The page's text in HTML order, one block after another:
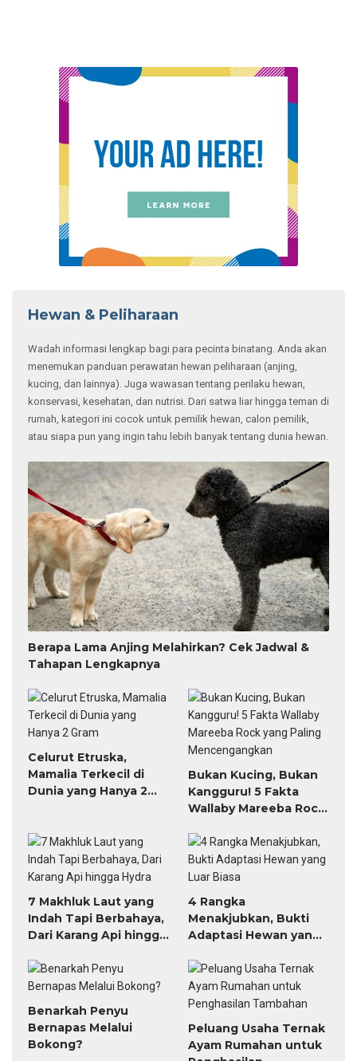
Hewan & Peliharaan
Wadah informasi lengkap bagi para pecinta binatang. Anda akan
menemukan panduan perawatan hewan peliharaan (anjing,
kucing, dan lainnya). Juga wawasan tentang perilaku hewan,
konservasi, kesehatan, dan nutrisi. Dari satwa liar hingga teman di
rumah, kategori ini cocok untuk pemilik hewan, calon pemilik,
atau siapa pun yang ingin tahu lebih banyak tentang dunia hewan.
Berapa Lama Anjing Melahirkan? Cek Jadwal &
Tahapan Lengkapnya
Celurut Etruska,
Mamalia Terkecil di
Dunia yang Hanya 2
Bukan Kucing, Bukan
Kangguru! 5 Fakta
Wallaby Mareeba Rock
Mencengangkan
7 Makhluk Laut yang
Indah Tapi Berbahaya,
Dari Karang Api hingga
4 Rangka
Menakjubkan, Bukti
Adaptasi Hewan yang
Benarkah Penyu
Bernapas Melalui
Bokong?
Peluang Usaha Ternak
Ayam Rumahan untuk